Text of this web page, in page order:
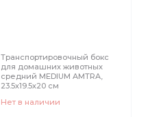
Транспортировочный бокс
для домашних животных
средний MEDIUM AMTRA,
23.5х19.5х20 см
Нет в наличии